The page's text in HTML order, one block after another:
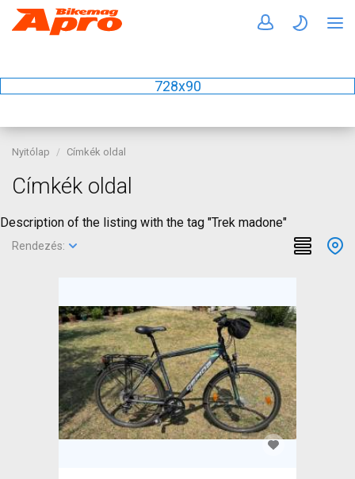
728x90
Nyitólap Címkék oldal
Címkék oldal
Description of the listing with the tag "Trek madone"
Rendezés: